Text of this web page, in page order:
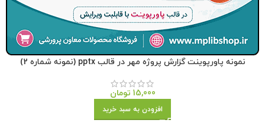
نمونه پاورپوینت گزارش پروژه مهر در قالب pptx (نمونه شماره 2)
15,000 تومان
افزودن به سبد خرید